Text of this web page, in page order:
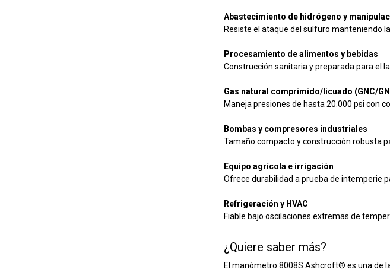
Abastecimiento de hidrógeno y
Resiste el ataque del sulfuro manteniendo
Procesamiento de alimentos y bebidas
Construcción sanitaria y preparada para el
Gas natural comprimido/licuado (GNC/
Maneja presiones de hasta 20.000 psi con
Bombas y compresores industriales
Tamaño compacto y construcción robusta
Equipo agrícola e irrigación
Ofrece durabilidad a prueba de intemperie
Refrigeración y HVAC
Fiable bajo oscilaciones extremas de
¿Quiere saber más?
El manómetro 8008S Ashcroft® es una de